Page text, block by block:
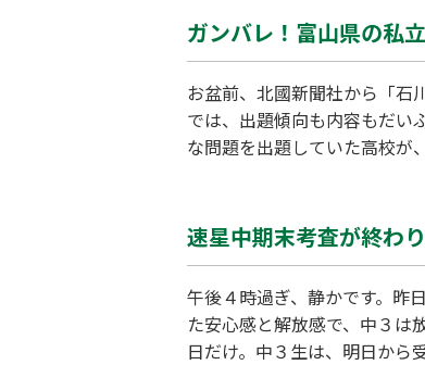
ガンバレ！富山県の私
お盆前、北國新聞社から「石
では、出題傾向も内容もだい
な問題を出題していた高校が
速星中期末考査が終わ
午後４時過ぎ、静かです。昨
た安心感と解放感で、中３
日だけ。中３生は、明日から